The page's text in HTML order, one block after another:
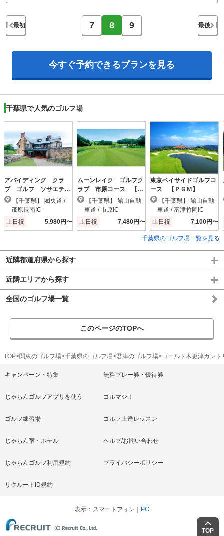
最初 7 8 9 最後
今すぐ予約できるプランを見る
千葉県で人気のゴルフ場
アバイディング クラ
ブ ゴルフ ソサエテ
ィ 【ＰＧＭ】
茂原長南IC
土日祝
5,980円〜
ムーンレイク ゴルフク
ラブ 市原コース 【Ｐ
ＧＭ】
車道 / 市原IC
土日祝
7,480円〜
東京ベイサイドゴルフコ
ース 【ＰＧＭ】
車道 / 富津竹岡IC
土日祝
7,100円〜
千葉県のゴルフ場一覧を見る
TOP
近隣都道府県から探す
近隣エリアから探す
全国のゴルフ場一覧
このページのTOPへ
TOP 関東のゴルフ場 千葉県のゴルフ場 君津のゴルフ場 ゴールド木更津カント
キャンペーン・特集 無料プレー券・優待券
じゃらんゴルフアプリを使う ゴルマジ！
ゴルフ練習場 ゴルフ上達レッスン
じゃらん宿・ホテル ヘルプ/お問い合わせ
じゃらんゴルフ利用規約 プライバシーポリシー
リクルートID規約
表示 スマートフォン PC